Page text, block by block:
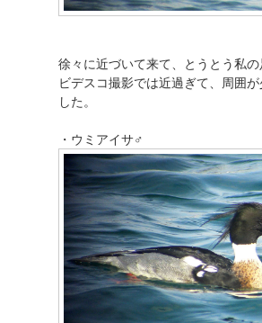
徐々に近づいて来て、とうとう私
ビデスコ撮影では近過ぎて、周囲
した。
・ウミアイサ♂